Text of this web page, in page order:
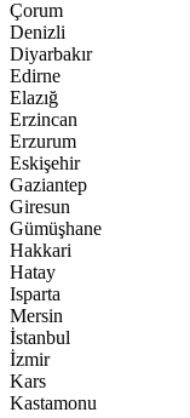
Çorum
Denizli
Diyarbakır
Edirne
Elazığ
Erzincan
Erzurum
Eskişehir
Gaziantep
Giresun
Gümüşhane
Hakkari
Hatay
Isparta
Mersin
İstanbul
İzmir
Kars
Kastamonu